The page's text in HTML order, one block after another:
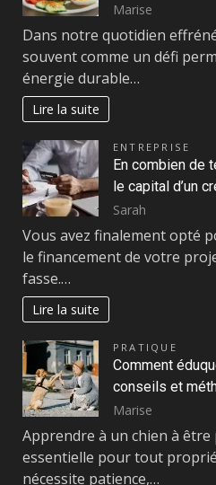
Marise
Dans notre quotidien
souvent comme un défi
énergie durable…
Lire la suite
ENTREPRISE
En combien de
le capital d’un
Sarah
Vous avez finalement opté
le financement de votre
fasse.…
Lire la suite
PRATIQUE
Comment
conseils et
Marise
Apprendre à un chien à
essentielle pour tout
nécessite patience,…